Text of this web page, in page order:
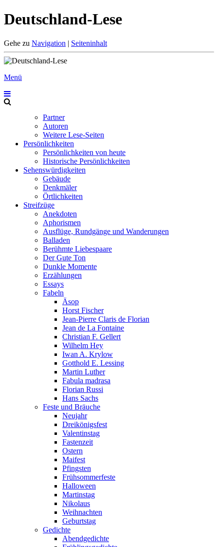
Deutschland-Lese
Gehe zu Navigation | Seiteninhalt
Menü
Partner
Autoren
Weitere Lese-Seiten
Persönlichkeiten
Persönlichkeiten von heute
Historische Persönlichkeiten
Sehenswürdigkeiten
Gebäude
Denkmäler
Örtlichkeiten
Streifzüge
Anekdoten
Aphorismen
Ausflüge, Rundgänge und Wanderungen
Balladen
Berühmte Liebespaare
Der Gute Ton
Dunkle Momente
Erzählungen
Essays
Fabeln
Äsop
Horst Fischer
Jean-Pierre Claris de Florian
Jean de La Fontaine
Christian F. Gellert
Wilhelm Hey
Iwan A. Krylow
Gotthold E. Lessing
Martin Luther
Fabula madrasa
Florian Russi
Hans Sachs
Feste und Bräuche
Neujahr
Dreikönigsfest
Valentinstag
Fastenzeit
Ostern
Maifest
Pfingsten
Frühsommerfeste
Halloween
Martinstag
Nikolaus
Weihnachten
Geburtstag
Gedichte
Abendgedichte